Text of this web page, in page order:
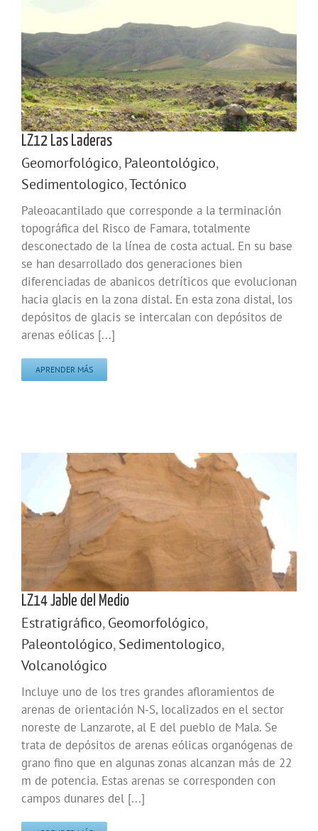
LZ12 Las Laderas
Geomorfológico,Paleontológico,
Sedimentologico,Tectónico
Paleoacantilado que corresponde a la terminación
topográfica del Risco de Famara, totalmente
desconectado de la línea de costa actual. En su base
se han desarrollado dos generaciones bien
diferenciadas de abanicos detríticos que evolucionan
hacia glacis en la zona distal. En esta zona distal, los
depósitos de glacis se intercalan con depósitos de
arenas eólicas [...]
APRENDER MÁS
LZ14 Jable del Medio
Estratigráfico,Geomorfológico,
Paleontológico,Sedimentologico,
Volcanológico
Incluye uno de los tres grandes afloramientos de
arenas de orientación N-S, localizados en el sector
noreste de Lanzarote, al E del pueblo de Mala. Se
trata de depósitos de arenas eólicas organógenas de
grano fino que en algunas zonas alcanzan más de 22
m de potencia. Estas arenas se corresponden con
campos dunares del [...]